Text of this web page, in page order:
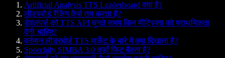
Artificial Analysis TTS Leaderboard क्या है?
लीडरबोर्ड रैंकिंग कैसे तय करता है?
डेवलपर्स को TTS API चुनते समय किन मीट्रिक्स को प्राथमिकता
देनी चाहिए?
वर्तमान लीडरबोर्ड TTS मार्केट के बारे में क्या दिखाता है?
Speechify SIMBA 3.0 कहाँ फिट बैठता है?